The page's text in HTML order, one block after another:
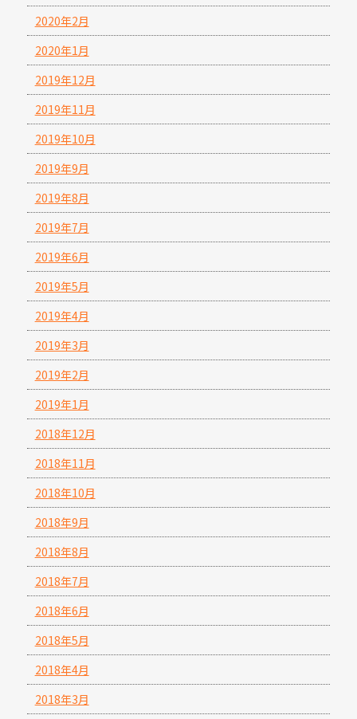
2020年2月
2020年1月
2019年12月
2019年11月
2019年10月
2019年9月
2019年8月
2019年7月
2019年6月
2019年5月
2019年4月
2019年3月
2019年2月
2019年1月
2018年12月
2018年11月
2018年10月
2018年9月
2018年8月
2018年7月
2018年6月
2018年5月
2018年4月
2018年3月